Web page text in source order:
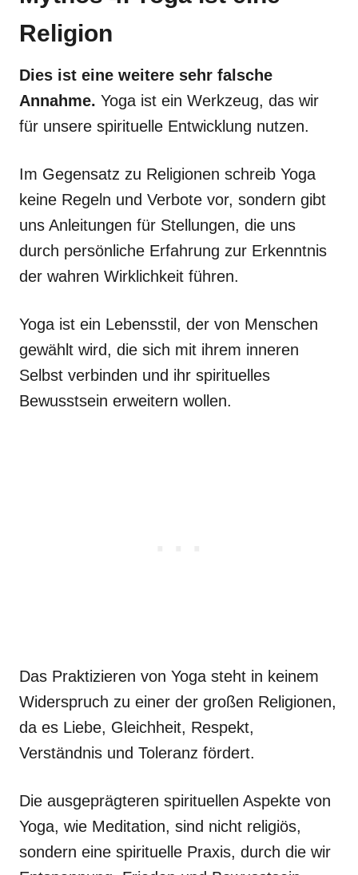
Religion
Dies ist eine weitere sehr falsche
Annahme. Yoga ist ein Werkzeug, das wir
für unsere spirituelle Entwicklung nutzen.
Im Gegensatz zu Religionen schreib Yoga
keine Regeln und Verbote vor, sondern gibt
uns Anleitungen für Stellungen, die uns
durch persönliche Erfahrung zur Erkenntnis
der wahren Wirklichkeit führen.
Yoga ist ein Lebensstil, der von Menschen
gewählt wird, die sich mit ihrem inneren
Selbst verbinden und ihr spirituelles
Bewusstsein erweitern wollen.
Das Praktizieren von Yoga steht in keinem
Widerspruch zu einer der großen Religionen,
da es Liebe, Gleichheit, Respekt,
Verständnis und Toleranz fördert.
Die ausgeprägteren spirituellen Aspekte von
Yoga, wie Meditation, sind nicht religiös,
sondern eine spirituelle Praxis, durch die wir